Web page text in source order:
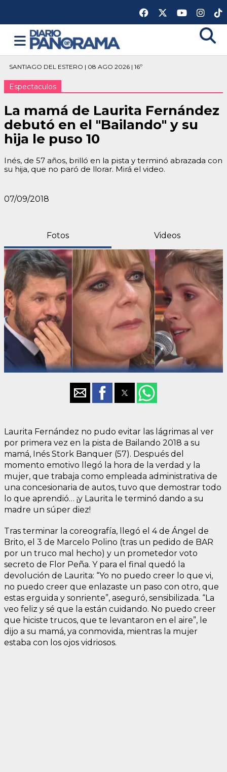
SANTIAGO DEL ESTERO | 08 AGO 2026 | 16º
Espectaculos
La mamá de Laurita Fernández
debutó en el "Bailando" y su
hija le puso 10
Inés, de 57 años, brilló en la pista y terminó abrazada con
su hija, que no paró de llorar. Mirá el video.
07/09/2018
Fotos Videos
Laurita Fernández no pudo evitar las lágrimas al ver
por primera vez en la pista de Bailando 2018 a su
mamá, Inés Stork Banquer (57). Después del
momento emotivo llegó la hora de la verdad y la
mujer, que trabaja como empleada administrativa de
una concesionaria de autos, tuvo que demostrar todo
lo que aprendió… ¡y Laurita le terminó dando a su
madre un súper diez!
Tras terminar la coreografía, llegó el 4 de Ángel de
Brito, el 3 de Marcelo Polino (tras un pedido de BAR
por un truco mal hecho) y un prometedor voto
secreto de Flor Peña. Y para el final quedó la
devolución de Laurita: “Yo no puedo creer lo que vi,
no puedo creer que enlazaste un paso con otro, que
estas erguida y sonriente”, aseguró, sensibilizada. “La
veo feliz y sé que la están cuidando. No puedo creer
que hiciste trucos, que te levantaron en el aire”, le
dijo a su mamá, ya conmovida, mientras la mujer
estaba con los ojos vidriosos.